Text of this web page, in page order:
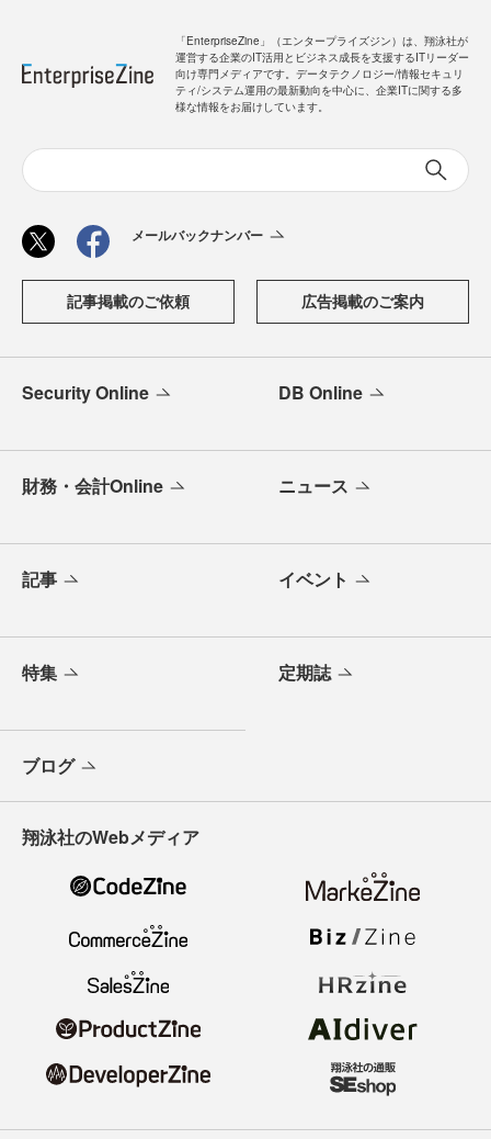
「EnterpriseZine」（エンタープライズジン）は、翔泳社が
運営する企業のIT活用とビジネス成長を支援するITリーダー
向け専門メディアです。データテクノロジー/情報セキュリ
ティ/システム運用の最新動向を中心に、企業ITに関する多
様な情報をお届けしています。
メールバックナンバー
記事掲載のご依頼 広告掲載のご案内
Security Online DB Online
財務・会計Online ニュース
記事 イベント
特集 定期誌
ブログ
翔泳社のWebメディア